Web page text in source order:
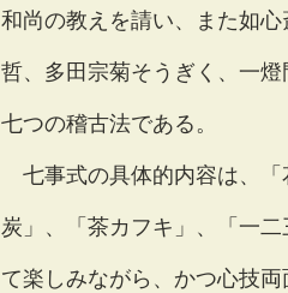
和尚の教えを請い、また如
哲、多田宗菊そうぎく、一
七つの稽古法である。
七事式の具体的内容は、「
炭」、「茶カフキ」、「一
て楽しみながら、かつ心技